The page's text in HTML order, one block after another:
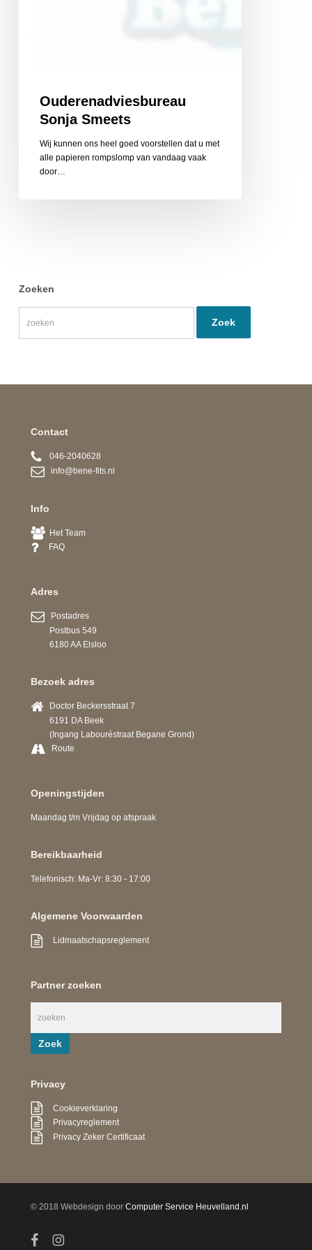
Ouderenadviesbureau
Sonja Smeets
Wij kunnen ons heel goed voorstellen dat u met
alle papieren rompslomp van vandaag vaak
door…
Zoeken
Contact
046-2040628
info@bene-fits.nl
Info
Het Team
FAQ
Adres
Postadres
Postbus 549
6180 AA Elsloo
Bezoek adres
Doctor Beckersstraat 7
6191 DA Beek
(Ingang Labouréstraat Begane Grond)
Route
Openingstijden
Maandag t/m Vrijdag op afspraak
Bereikbaarheid
Telefonisch: Ma-Vr: 8:30 - 17:00
Algemene Voorwaarden
Lidmaatschapsreglement
Partner zoeken
Privacy
Cookieverklaring
Privacyreglement
Privacy Zeker Certificaat
© 2018 Webdesign doorComputer Service Heuvelland.nl
facebookinstagram